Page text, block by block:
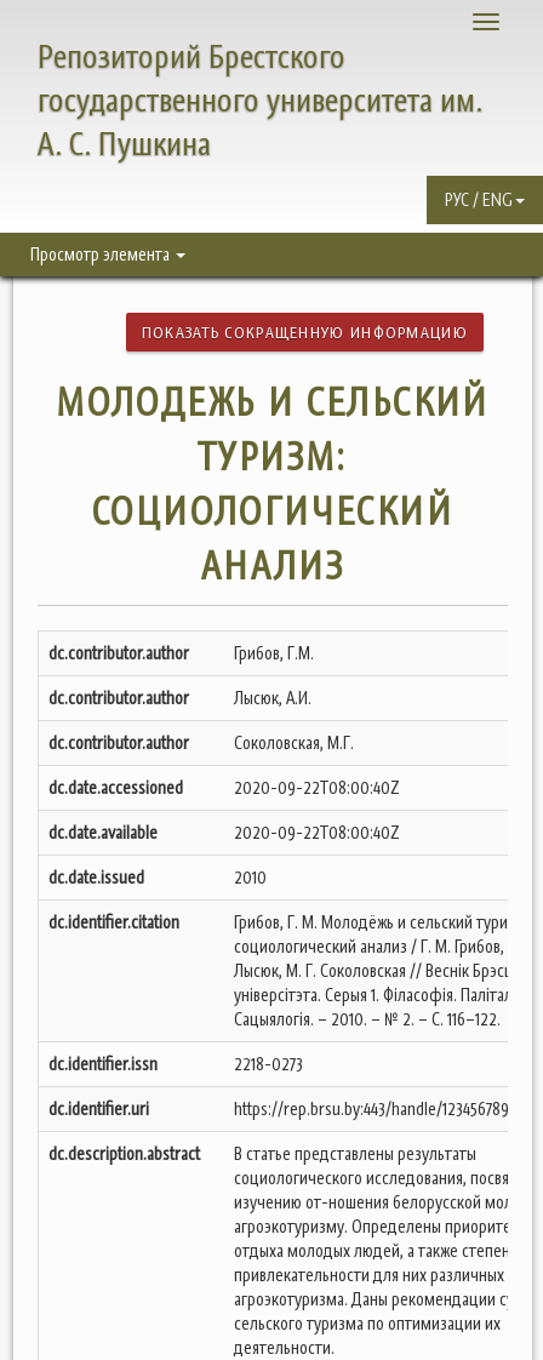
Toggle
Репозиторий Брестского
государственного университета им.
А. С. Пушкина
РУС / ENG
Просмотр элемента
ПОКАЗАТЬ СОКРАЩЕННУЮ ИНФОРМАЦИЮ
МОЛОДЕЖЬ И СЕЛЬСКИЙ
ТУРИЗМ:
СОЦИОЛОГИЧЕСКИЙ
АНАЛИЗ
dc.contributor.author
Грибов, Г.М.
dc.contributor.author
Лысюк, А.И.
dc.contributor.author
Соколовская, М.Г.
dc.date.accessioned
2020-09-22T08:00:40Z
dc.date.available
2020-09-22T08:00:40Z
dc.date.issued
2010
dc.identifier.citation
Грибов, Г. М. Молодёжь и сельский туризм:
социологический анализ / Г. М. Грибов, А. И.
Лысюк, М. Г. Соколовская // Веснік Брэсцкага
універсітэта. Серыя 1. Філасофія. Паліталогія.
Сацыялогія. – 2010. – № 2. – С. 116–122.
dc.identifier.issn
2218-0273
dc.identifier.uri
https://rep.brsu.by:443/handle/123456789/740
dc.description.abstract
В статье представлены результаты
социологического исследования,
изучению от-ношения белорусской
агроэкотуризму. Определены приоритеты
отдыха молодых людей, а также степень
привлекательности для них различных
агроэкотуризма. Даны рекомендации
сельского туризма по оптимизации их
деятельности.